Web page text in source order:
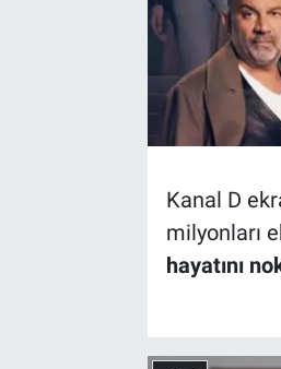
Kanal D
milyonları
hayatını